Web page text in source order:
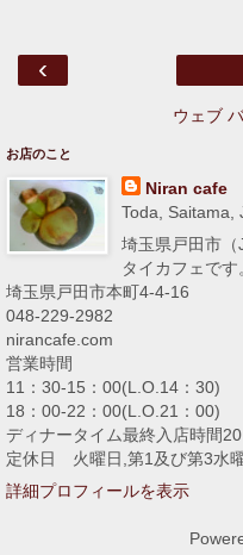
‹
ウェブ
お店のこと
Niran cafe
Toda, Saitama,
埼玉県戸田市
タイカフェです
埼玉県戸田市本町4-4-16
048-229-2982
nirancafe.com
営業時間
11：30-15：00(L.O.14：30)
18：00-22：00(L.O.21：00)
ディナータイム最終入店時間
定休日 火曜日,第1及び第3水
詳細プロフィールを表示